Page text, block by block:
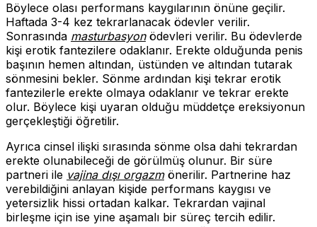
Böylece olası performans kaygılarının önüne geçilir.
Haftada 3-4 kez tekrarlanacak ödevler verilir.
Sonrasında masturbasyonödevleri verilir. Bu ödevlerde
kişi erotik fantezilere odaklanır. Erekte olduğunda penis
başının hemen altından, üstünden ve altından tutarak
sönmesini bekler. Sönme ardından kişi tekrar erotik
fantezilerle erekte olmaya odaklanır ve tekrar erekte
olur. Böylece kişi uyaran olduğu müddetçe ereksiyonun
gerçekleştiği öğretilir.
Ayrıca cinsel ilişki sırasında sönme olsa dahi tekrardan
erekte olunabileceği de görülmüş olunur. Bir süre
partneri ile vajina dışı orgazmönerilir. Partnerine haz
verebildiğini anlayan kişide performans kaygısı ve
yetersizlik hissi ortadan kalkar. Tekrardan vajinal
birleşme için ise yine aşamalı bir süreç tercih edilir.